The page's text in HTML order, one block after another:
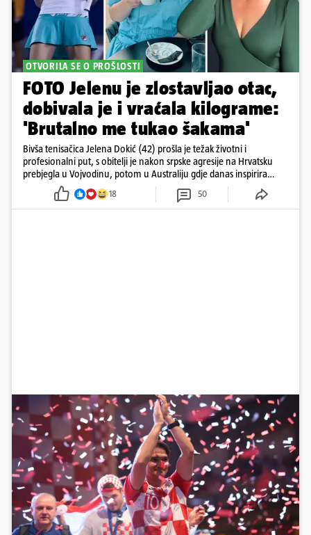
OTVORILA SE O PROŠLOSTI
FOTO Jelenu je zlostavljao otac,
dobivala je i vraćala kilograme:
'Brutalno me tukao šakama'
Bivša tenisačica Jelena Dokić (42) prošla je težak životni i
profesionalni put, s obitelji je nakon srpske agresije na Hrvatsku
prebjegla u Vojvodinu, potom u Australiju gdje danas inspirira
18 50